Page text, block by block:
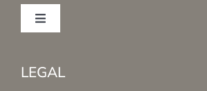
Toggle
LEGAL